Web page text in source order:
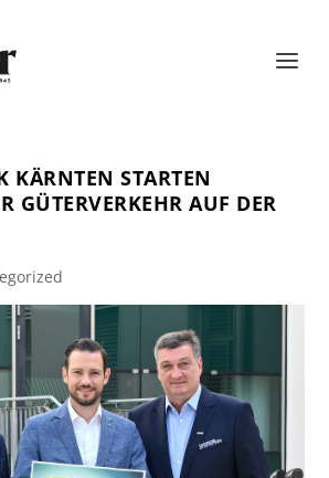
KÄRNTEN STARTEN
GÜTERVERKEHR AUF DER